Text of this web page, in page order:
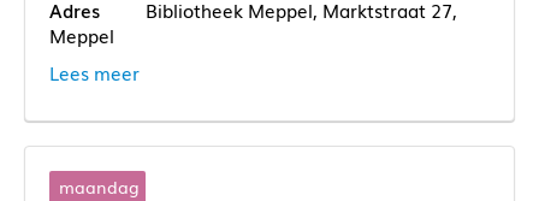
Bibliotheek Meppel, Marktstraat 27,
Meppel
Lees meer
maandag